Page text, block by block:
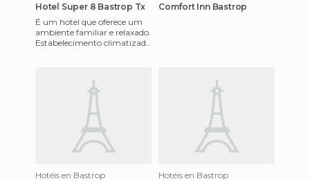
Hotel Super 8 Bastrop Tx
É um hotel que oferece um
ambiente familiar e relaxado.
Estabelecimento climatizado
Comfort Inn Bastrop
Hotéis en Bastrop
Hotéis en Bastrop